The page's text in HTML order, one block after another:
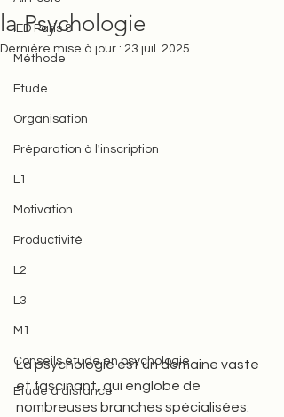
IED Paris 8
Méthode
Etude
Organisation
Préparation à l'inscription
L1
Motivation
Productivité
L2
L3
M1
Conseils étude en psychologie
Etude à distance
la Psychologie
Dernière mise à jour : 23 juil. 2025
La psychologie est un domaine vaste
et fascinant, qui englobe de
nombreuses branches spécialisées.